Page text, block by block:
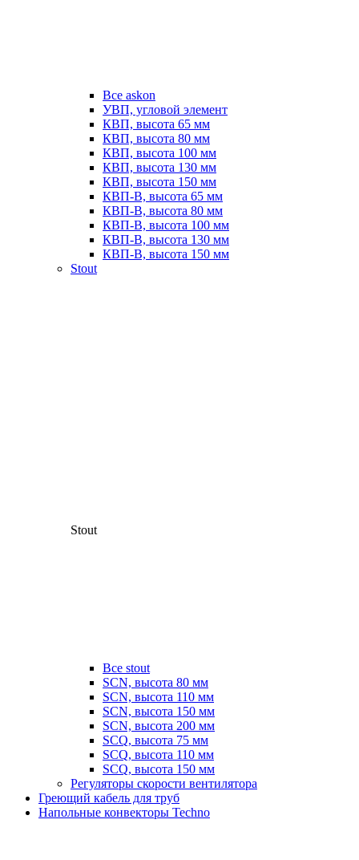
Все askon
УВП, угловой элемент
КВП, высота 65 мм
КВП, высота 80 мм
КВП, высота 100 мм
КВП, высота 130 мм
КВП, высота 150 мм
КВП-В, высота 65 мм
КВП-В, высота 80 мм
КВП-В, высота 100 мм
КВП-В, высота 130 мм
КВП-В, высота 150 мм
Stout
Stout
Все stout
SCN, высота 80 мм
SCN, высота 110 мм
SCN, высота 150 мм
SCN, высота 200 мм
SCQ, высота 75 мм
SCQ, высота 110 мм
SCQ, высота 150 мм
Регуляторы скорости вентилятора
Греющий кабель для труб
Напольные конвекторы Techno